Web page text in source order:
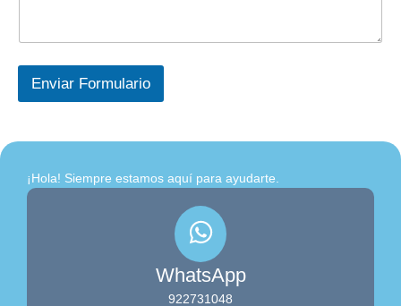
Enviar Formulario
¡Hola! Siempre estamos aquí para ayudarte.
WhatsApp
922731048